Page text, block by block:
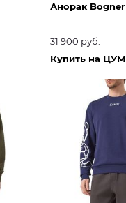
Анорак Bogner
31 900 руб.
Купить на ЦУМ